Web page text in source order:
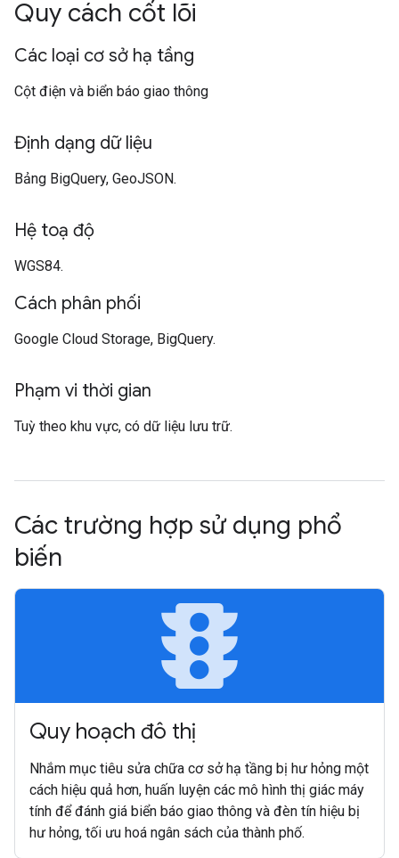
Quy cách cốt lõi
Các loại cơ sở hạ tầng
Cột điện và biển báo giao thông
Định dạng dữ liệu
Bảng BigQuery, GeoJSON.
Hệ toạ độ
WGS84.
Cách phân phối
Google Cloud Storage, BigQuery.
Phạm vi thời gian
Tuỳ theo khu vực, có dữ liệu lưu trữ.
Các trường hợp sử dụng phổ
biến
traffic
Quy hoạch đô thị
Nhắm mục tiêu sửa chữa cơ sở hạ tầng bị hư hỏng một
cách hiệu quả hơn, huấn luyện các mô hình thị giác máy
tính để đánh giá biển báo giao thông và đèn tín hiệu bị
hư hỏng, tối ưu hoá ngân sách của thành phố.